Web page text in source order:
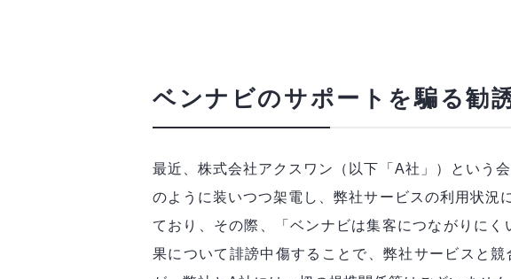
ベンナビのサポートを騙る勧
最近、株式会社アクスワン（以下「A社」）という
のように装いつつ架電し、弊社サービスの利用状況
ており、その際、「ベンナビは集客につながりに
果について誹謗中傷することで、弊社サービスと